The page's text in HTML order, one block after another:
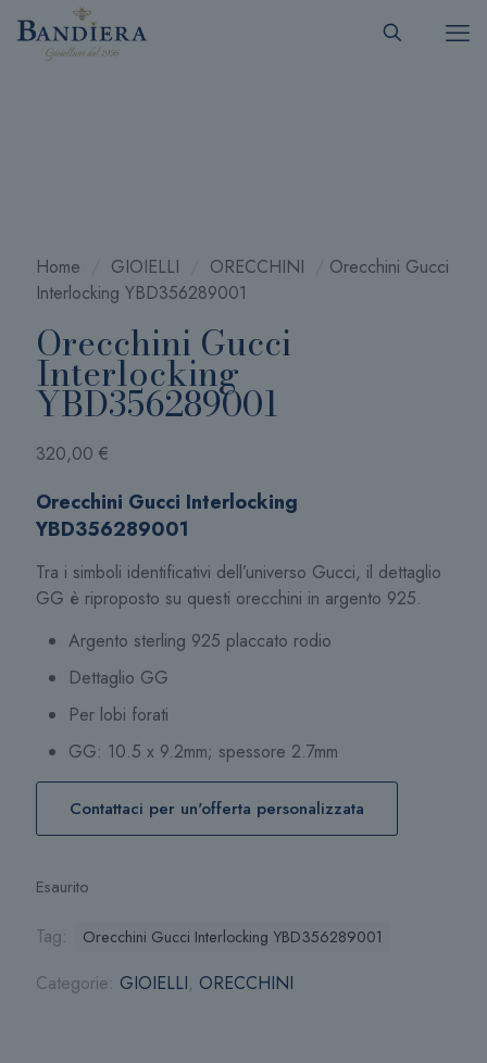
Home GIOIELLI ORECCHINI
Orecchini Gucci
Interlocking YBD356289001
Orecchini Gucci
Interlocking
YBD356289001
320,00 €
Orecchini Gucci Interlocking
YBD356289001
Tra i simboli identificativi dell’universo Gucci, il dettaglio
GG è riproposto su questi orecchini in argento 925.
Argento sterling 925 placcato rodio
Dettaglio GG
Per lobi forati
GG: 10.5 x 9.2mm; spessore 2.7mm
Contattaci per un'offerta personalizzata
Esaurito
Tag: Orecchini Gucci Interlocking YBD356289001
Categorie: GIOIELLI, ORECCHINI